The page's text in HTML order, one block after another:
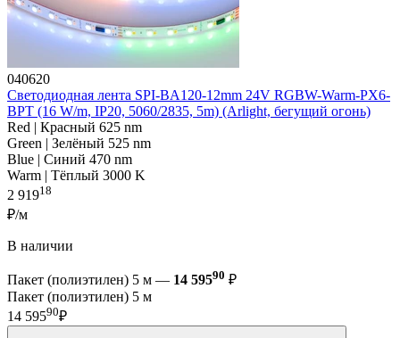
040620
Светодиодная лента SPI-BA120-12mm 24V RGBW-Warm-PX6-
BPT (16 W/m, IP20, 5060/2835, 5m) (Arlight, бегущий огонь)
Red | Красный 625 nm
Green | Зелёный 525 nm
Blue | Синий 470 nm
Warm | Тёплый 3000 K
2 91918
₽/м
В наличии
Пакет (полиэтилен) 5 м — 14 59590 ₽
Пакет (полиэтилен) 5 м
14 59590₽